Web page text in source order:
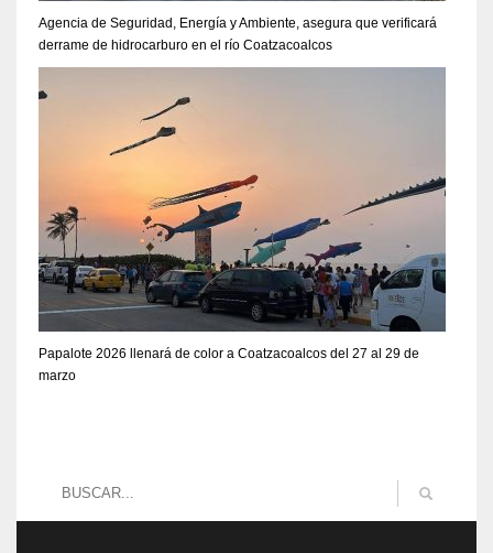
Agencia de Seguridad, Energía y Ambiente, asegura que verificará
derrame de hidrocarburo en el río Coatzacoalcos
Papalote 2026 llenará de color a Coatzacoalcos del 27 al 29 de
marzo